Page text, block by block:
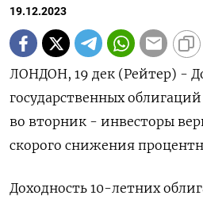
19.12.2023
ЛОНДОН, 19 дек (Рейтер) -
государственных
во вторник - инвесторы
скорого снижения
Доходность 10-летних